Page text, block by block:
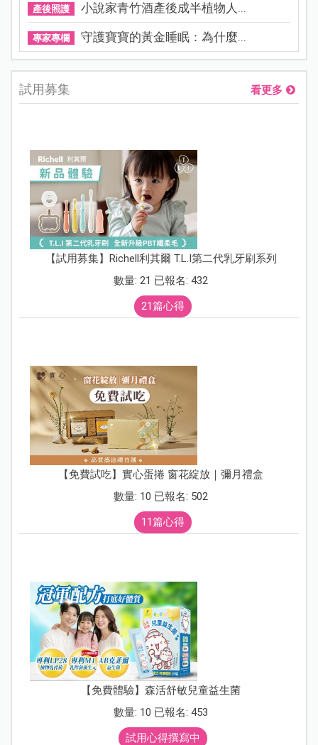
產後照護 小說家青竹酒產後成半植物人...
專家專欄 守護寶寶的黃金睡眠：為什麼...
試用募集 看更多
【試用募集】Richell利其爾 T.L.I第二代乳牙刷系列
數量: 21 已報名: 432
21篇心得
【免費試吃】實心蛋捲 窗花綻放｜彌月禮盒
數量: 10 已報名: 502
11篇心得
【免費體驗】森活舒敏兒童益生菌
數量: 10 已報名: 453
試用心得撰寫中